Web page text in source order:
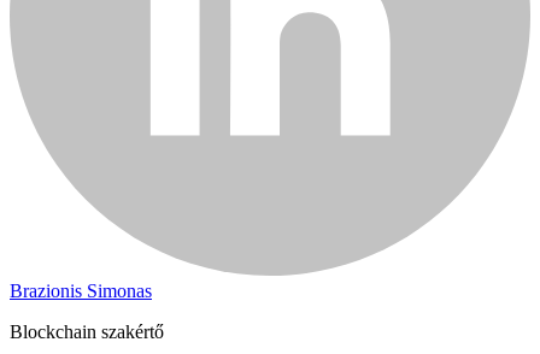
Brazionis Simonas
Blockchain szakértő